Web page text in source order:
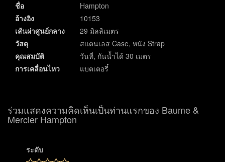
ชื่อ
Hampton
อ้างอิง
10153
เส้นผ่าศูนย์กลาง
29 มิลลิเมตร
วัสดุ
สแตนเลส Case, หนัง Strap
คุณสมบัติ
วันที่, กันน้ำได้ 30 เมตร
การเคลื่อนไหว
แบตเตอรี๋
ร่วมแสดงความคิดเห็นเป็นท่านแรกของ Baume &
Mercier Hampton
ระดับ